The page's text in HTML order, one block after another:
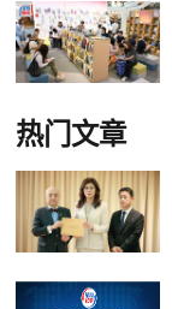
热门文章